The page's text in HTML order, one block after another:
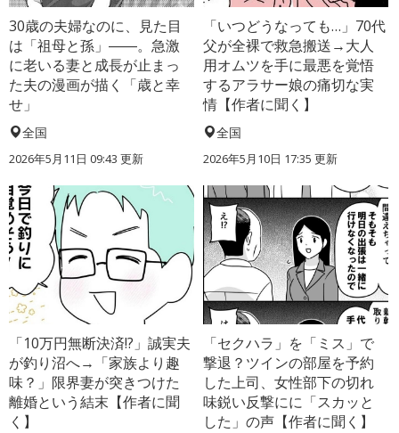
30歳の夫婦なのに、見た目
は「祖母と孫」――。急激
に老いる妻と成長が止まっ
た夫の漫画が描く「歳と幸
せ」
全国
2026年5月11日 09:43 更新
「いつどうなっても…」70代
父が全裸で救急搬送→大人
用オムツを手に最悪を覚悟
するアラサー娘の痛切な実
情【作者に聞く】
全国
2026年5月10日 17:35 更新
「10万円無断決済!?」誠実夫
が釣り沼へ→「家族より趣
味？」限界妻が突きつけた
離婚という結末【作者に聞
く】
「セクハラ」を「ミス」で
撃退？ツインの部屋を予約
した上司、女性部下の切れ
味鋭い反撃にに「スカッと
した」の声【作者に聞く】